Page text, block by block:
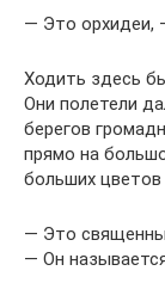
— Это орхидеи,
Ходить здесь
Они полетели
берегов
прямо на
больших
— Это
— Он